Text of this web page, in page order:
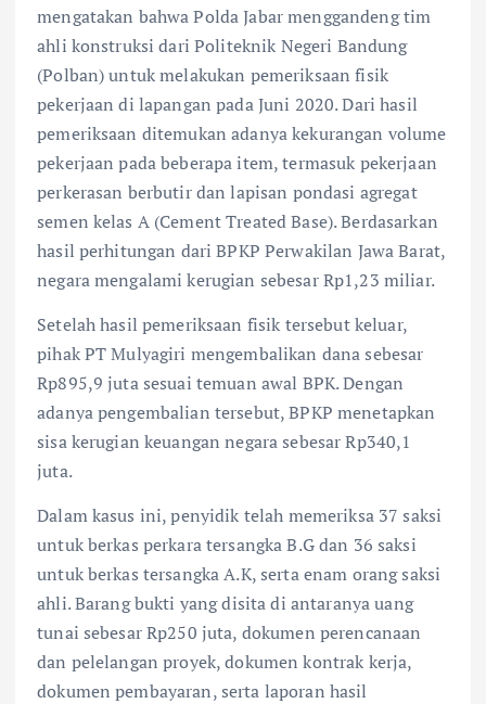
mengatakan bahwa Polda Jabar menggandeng tim
ahli konstruksi dari Politeknik Negeri Bandung
(Polban) untuk melakukan pemeriksaan fisik
pekerjaan di lapangan pada Juni 2020. Dari hasil
pemeriksaan ditemukan adanya kekurangan volume
pekerjaan pada beberapa item, termasuk pekerjaan
perkerasan berbutir dan lapisan pondasi agregat
semen kelas A (Cement Treated Base). Berdasarkan
hasil perhitungan dari BPKP Perwakilan Jawa Barat,
negara mengalami kerugian sebesar Rp1,23 miliar.
Setelah hasil pemeriksaan fisik tersebut keluar,
pihak PT Mulyagiri mengembalikan dana sebesar
Rp895,9 juta sesuai temuan awal BPK. Dengan
adanya pengembalian tersebut, BPKP menetapkan
sisa kerugian keuangan negara sebesar Rp340,1
juta.
Dalam kasus ini, penyidik telah memeriksa 37 saksi
untuk berkas perkara tersangka B.G dan 36 saksi
untuk berkas tersangka A.K, serta enam orang saksi
ahli. Barang bukti yang disita di antaranya uang
tunai sebesar Rp250 juta, dokumen perencanaan
dan pelelangan proyek, dokumen kontrak kerja,
dokumen pembayaran, serta laporan hasil